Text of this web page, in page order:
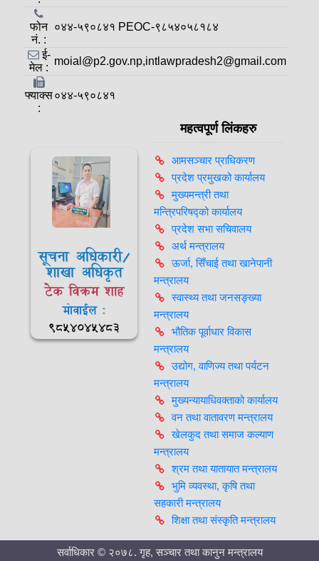
फोन
नं. :
०४४-५९०८४१ PEOC-९८५४०५८१८४
ई-
मेल :
moial@p2.gov.np,intlawpradesh2@gmail.com
फ्याक्स
:
०४४-५९०८४१
सूचना अधिकारी/
शाखा अधिकृत
टेक विक्रम शाह
मोवाईल :
९८५४०४५४८३
महत्वपूर्ण लिंकहरु
आमसञ्‍चार प्राधिकरण
प्रदेश प्रमुखको कार्यालय
मुख्यमन्त्री तथा
मन्त्रिपरिषद्को कार्यालय
प्रदेश सभा सचिवालय
अर्थ मन्त्रालय
ऊर्जा, सिँचाई तथा खानेपानी
मन्त्रालय
स्वास्थ्य तथा जनसङ्ख्या
मन्त्रालय
भौतिक पूर्वाधार विकास
मन्त्रालय
उद्योग, वाणिज्य तथा पर्यटन
मन्त्रालय
मुख्यन्यायाधिवक्ताको कार्यालय
वन तथा वातावरण मन्त्रालय
खेलकुद तथा समाज कल्याण
मन्त्रालय
श्रम तथा यातायात मन्त्रालय
भुमि व्यवस्था, कृषि तथा
सहकारी मन्त्रालय
शिक्षा तथा संस्कृति मन्त्रालय
सर्वाधिकार © २०७८. गृह, सञ्चार तथा कानुन मन्त्रालय